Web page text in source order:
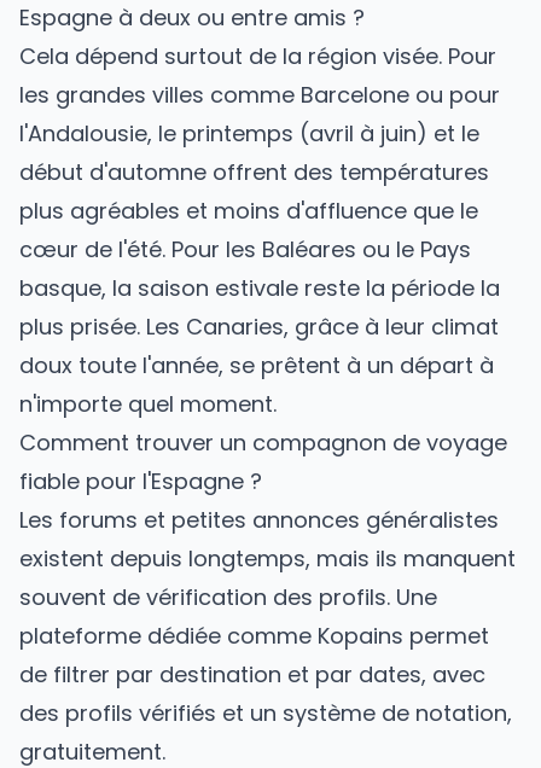
Espagne à deux ou entre amis ?
Cela dépend surtout de la région visée. Pour
les grandes villes comme Barcelone ou pour
l'Andalousie, le printemps (avril à juin) et le
début d'automne offrent des températures
plus agréables et moins d'affluence que le
cœur de l'été. Pour les Baléares ou le Pays
basque, la saison estivale reste la période la
plus prisée. Les Canaries, grâce à leur climat
doux toute l'année, se prêtent à un départ à
n'importe quel moment.
Comment trouver un compagnon de voyage
fiable pour l'Espagne ?
Les forums et petites annonces généralistes
existent depuis longtemps, mais ils manquent
souvent de vérification des profils. Une
plateforme dédiée comme Kopains permet
de filtrer par destination et par dates, avec
des profils vérifiés et un système de notation,
gratuitement.